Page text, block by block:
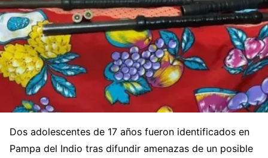
Dos adolescentes de 17 años fueron identificados en
Pampa del Indio tras difundir amenazas de un posible